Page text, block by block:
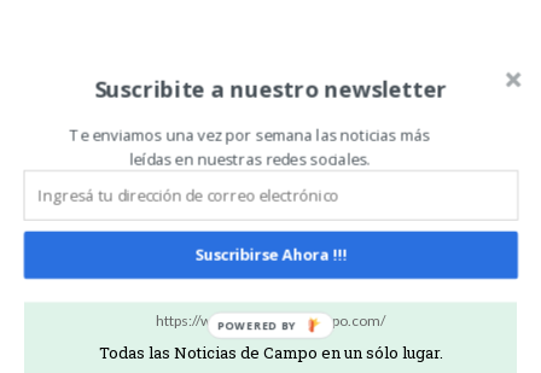
Claves para prevenir la
producción y el consumo
de alimentos
Los desafíos de los sistemas
diagnóstico y un abordaje
sectorizado dentro de un
Noticias De Campo
https://www.noticiasdecampo.com/
Todas las Noticias de Campo en un sólo lugar.
Suscribite a nuestro newsletter
Te enviamos una vez por semana las noticias más
leídas en nuestras redes sociales.
Suscribirse Ahora !!!